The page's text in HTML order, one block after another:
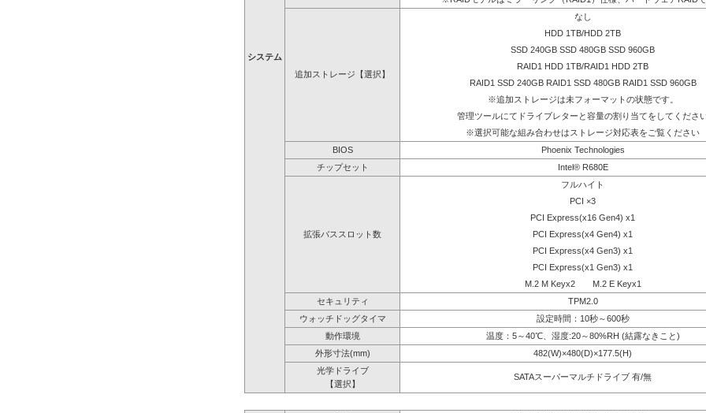
システム
追加ストレージ【選択】
なし
HDD 1TB/HDD 2TB
SSD 240GB SSD 480GB SSD 960GB
RAID1 HDD 1TB/RAID1 HDD 2TB
RAID1 SSD 240GB RAID1 SSD 480GB RAID1 SSD 960GB
※追加ストレージは未フォーマットの状態です。
管理ツールにてドライブレターと容量の割り当てをしてくださ
※選択可能な組み合わせはストレージ対応表をご覧ください
BIOS
Phoenix Technologies
チップセット
Intel® R680E
拡張バススロット数
フルハイト
PCI ×3
PCI Express(x16 Gen4) x1
PCI Express(x4 Gen4) x1
PCI Express(x4 Gen3) x1
PCI Express(x1 Gen3) x1
M.2 M Keyx2 M.2 E Keyx1
セキュリティ
TPM2.0
ウォッチドッグタイマ
設定時間：10秒～600秒
動作環境
温度：5～40℃、湿度:20～80%RH (結露なきこと)
外形寸法(mm)
482(W)×480(D)×177.5(H)
光学ドライブ
【選択】
SATAスーパーマルチドライブ 有/無